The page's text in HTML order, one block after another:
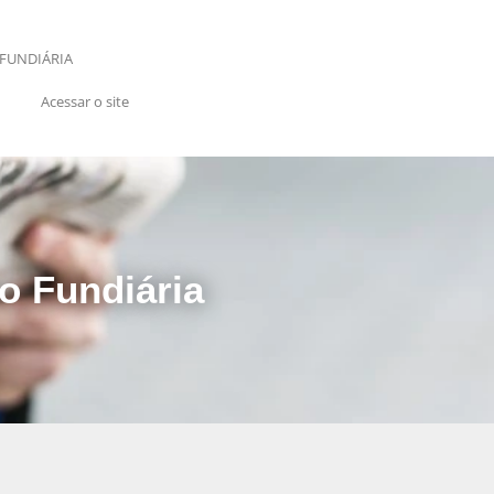
Acessar o site
Fundiária